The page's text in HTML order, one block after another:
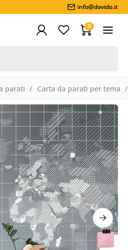
info@dovido.it
0
parati Carta da parati per tema